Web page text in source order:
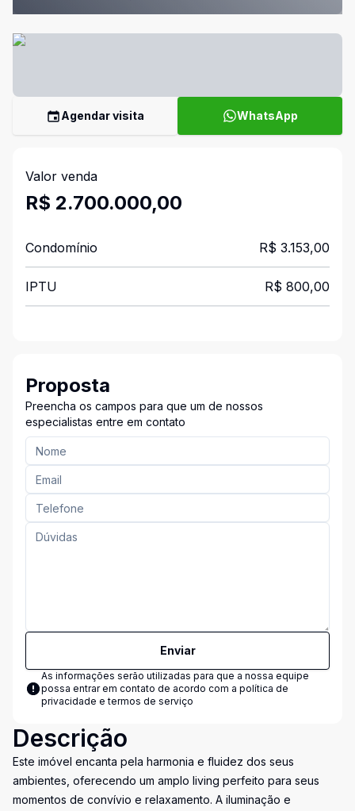
Agendar visita WhatsApp
Valor venda
R$ 2.700.000,00
Condomínio R$ 3.153,00
IPTU R$ 800,00
Proposta
Preencha os campos para que um de nossos
especialistas entre em contato
Enviar
As informações serão utilizadas para que a nossa equipe
possa entrar em contato de acordo com a política de
privacidade e termos de serviço
Descrição
Este imóvel encanta pela harmonia e fluidez dos seus
ambientes, oferecendo um amplo living perfeito para seus
momentos de convívio e relaxamento. A iluminação e